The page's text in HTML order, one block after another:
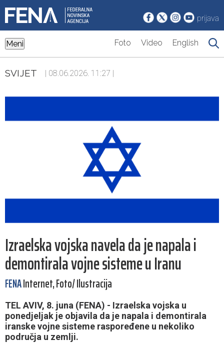
prijava
Meni Foto Video English
SVIJET | 08.06.2026. 11:27 |
Izraelska vojska navela da je napala i
demontirala vojne sisteme u Iranu
FENAInternet, Foto/ Ilustracija
TEL AVIV, 8. juna (FENA) - Izraelska vojska u
ponedjeljak je objavila da je napala i demontirala
iranske vojne sisteme raspoređene u nekoliko
područja u zemlji.